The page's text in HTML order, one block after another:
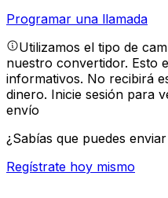
Programar una llamada
Utilizamos el tipo de
nuestro convertidor. Esto
informativos. No recibirá
dinero. Inicie sesión para
envío
¿Sabías que puedes
Regístrate hoy mismo